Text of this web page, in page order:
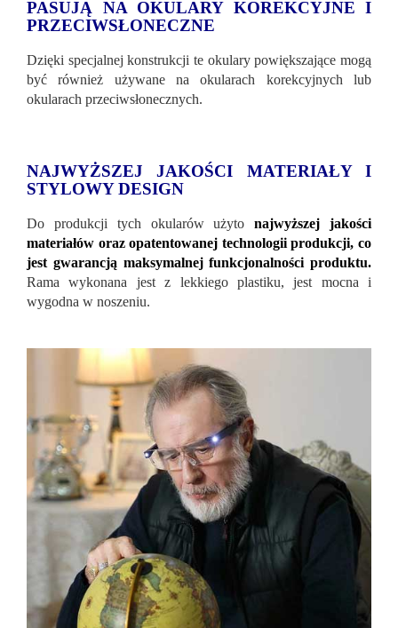
PASUJĄ NA OKULARY KOREKCYJNE I
PRZECIWSŁONECZNE
Dzięki specjalnej konstrukcji te okulary powiększające mogą
być również używane na okularach korekcyjnych lub
okularach przeciwsłonecznych.
NAJWYŻSZEJ JAKOŚCI MATERIAŁY I
STYLOWY DESIGN
Do produkcji tych okularów użytonajwyższej jakości
materiałów oraz opatentowanej technologii produkcji, co
jest gwarancją maksymalnej funkcjonalności produktu.
Rama wykonana jest z lekkiego plastiku, jest mocna i
wygodna w noszeniu.